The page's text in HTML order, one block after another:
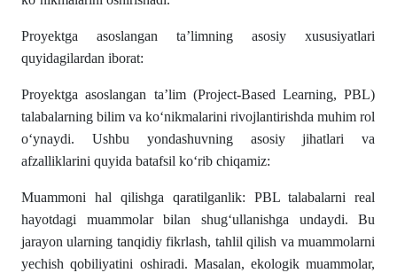
Proyektga asoslangan ta’limning asosiy xususiyatlari
quyidagilardan iborat:
Proyektga asoslangan ta’lim (Project-Based Learning, PBL)
talabalarning bilim va ko‘nikmalarini rivojlantirishda muhim rol
o‘ynaydi. Ushbu yondashuvning asosiy jihatlari va
afzalliklarini quyida batafsil ko‘rib chiqamiz:
Muammoni hal qilishga qaratilganlik: PBL talabalarni real
hayotdagi muammolar bilan shug‘ullanishga undaydi. Bu
jarayon ularning tanqidiy fikrlash, tahlil qilish va muammolarni
yechish qobiliyatini oshiradi. Masalan, ekologik muammolar,